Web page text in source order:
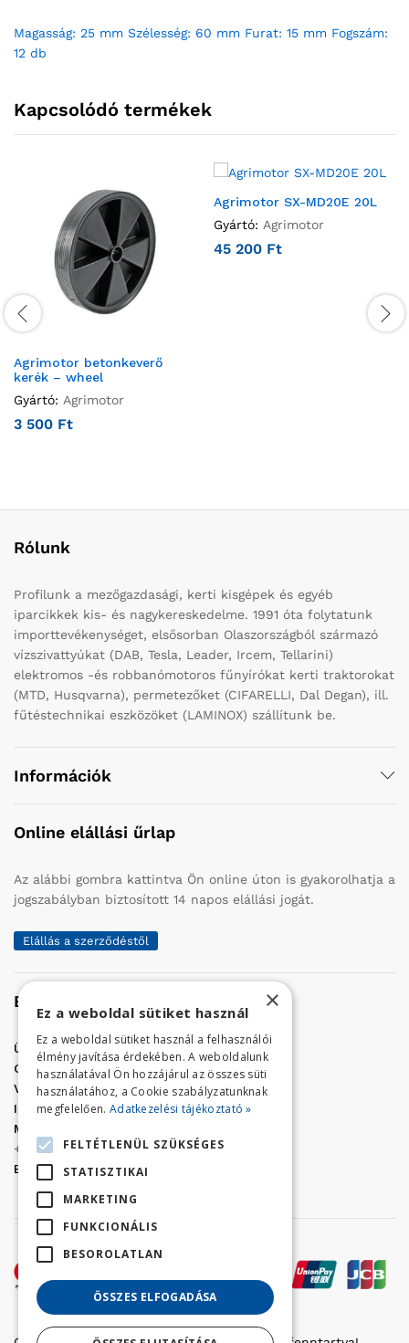
Magasság: 25 mm Szélesség: 60 mm Furat: 15 mm Fogszám:
12 db
Kapcsolódó termékek
Agrimotor betonkeverő
kerék – wheel
Gyártó: Agrimotor
3 500 Ft
Agrimotor SX-MD20E 20L
Gyártó: Agrimotor
45 200 Ft
Rólunk
Profilunk a mezőgazdasági, kerti kisgépek és egyéb
iparcikkek kis- és nagykereskedelme. 1991 óta folytatunk
importtevékenységet, elsősorban Olaszországból származó
vízszivattyúkat (DAB, Tesla, Leader, Ircem, Tellarini)
elektromos -és robbanómotoros fűnyírókat kerti traktorokat
(MTD, Husqvarna), permetezőket (CIFARELLI, Dal Degan), ill.
fűtéstechnikai eszközöket (LAMINOX) szállítunk be.
Információk
Online elállási űrlap
Az alábbi gombra kattintva Ön online úton is gyakorolhatja a
jogszabályban biztosított 14 napos elállási jogát.
Elállás a szerződéstől
Elérhetőség
Üzletünk címe:Szolnok, Vércse út 17.
Golf Center Áruház:06 (56) 423-324
VÁR-Kert Áruház: 06 (56) 429-771
Iroda:06 (56) 421-857
Megrendelés, termék információ:
+36 (70) 938-3356
E-mail:
golfaruhaz@gmail.com
×
Ez a weboldal sütiket használ
Ez a weboldal sütiket használ a felhasználói
élmény javítása érdekében. A weboldalunk
használatával Ön hozzájárul az összes süti
használatához, a Cookie szabályzatunknak
megfelelően. Adatkezelési tájékoztató »
FELTÉTLENÜL SZÜKSÉGES
STATISZTIKAI
MARKETING
FUNKCIONÁLIS
BESOROLATLAN
ÖSSZES ELFOGADÁSA